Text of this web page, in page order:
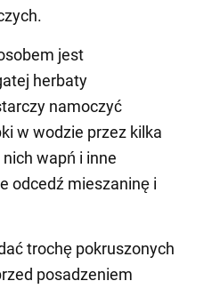
jest
herbaty
namoczyć
w wodzie przez kilka
wapń i inne
odcedź mieszaninę i
trochę pokruszonych
posadzeniem